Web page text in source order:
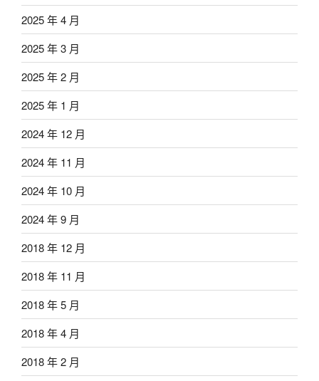
2025 年 4 月
2025 年 3 月
2025 年 2 月
2025 年 1 月
2024 年 12 月
2024 年 11 月
2024 年 10 月
2024 年 9 月
2018 年 12 月
2018 年 11 月
2018 年 5 月
2018 年 4 月
2018 年 2 月